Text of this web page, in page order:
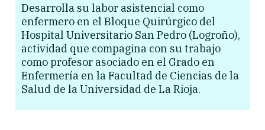
Desarrolla su labor asistencial como
enfermero en el Bloque Quirúrgico del
Hospital Universitario San Pedro (Logroño),
actividad que compagina con su trabajo
como profesor asociado en el Grado en
Enfermería en la Facultad de Ciencias de la
Salud de la Universidad de La Rioja.